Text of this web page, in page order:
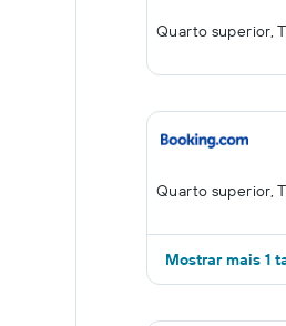
Quarto superior,
Quarto superior,
Mostrar mais 1